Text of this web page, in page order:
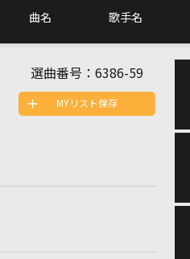
曲名 歌手名
選曲番号： 6386-59
MYリスト保存